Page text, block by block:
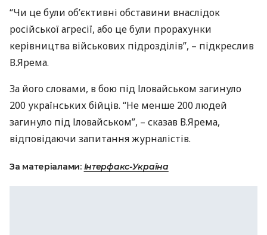
“Чи це були об’єктивні обставини внаслідок
російської агресії, або це були прорахунки
керівництва військових підрозділів”, – підкреслив
В.Ярема.
За його словами, в бою під Іловайськом загинуло
200 українських бійців. “Не менше 200 людей
загинуло під Іловайськом”, – сказав В.Ярема,
відповідаючи запитання журналістів.
За матеріалами: Інтерфакс-Україна